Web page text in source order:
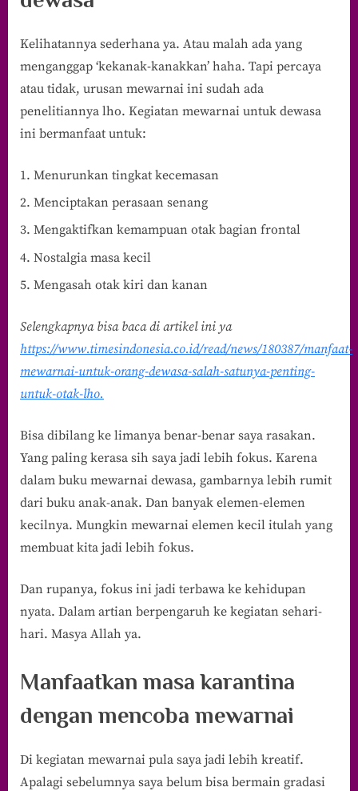
Kelihatannya sederhana ya. Atau malah ada yang
menganggap ‘kekanak-kanakkan’ haha. Tapi percaya
atau tidak, urusan mewarnai ini sudah ada
penelitiannya lho. Kegiatan mewarnai untuk dewasa
ini bermanfaat untuk:
Menurunkan tingkat kecemasan
Menciptakan perasaan senang
Mengaktifkan kemampuan otak bagian frontal
Nostalgia masa kecil
Mengasah otak kiri dan kanan
Selengkapnya bisa baca di artikel ini ya
https://www.timesindonesia.co.id/read/news/180387/manfaat-
mewarnai-untuk-orang-dewasa-salah-satunya-penting-
untuk-otak-lho.
Bisa dibilang ke limanya benar-benar saya rasakan.
Yang paling kerasa sih saya jadi lebih fokus. Karena
dalam buku mewarnai dewasa, gambarnya lebih rumit
dari buku anak-anak. Dan banyak elemen-elemen
kecilnya. Mungkin mewarnai elemen kecil itulah yang
membuat kita jadi lebih fokus.
Dan rupanya, fokus ini jadi terbawa ke kehidupan
nyata. Dalam artian berpengaruh ke kegiatan sehari-
hari. Masya Allah ya.
Manfaatkan masa karantina
dengan mencoba mewarnai
Di kegiatan mewarnai pula saya jadi lebih kreatif.
Apalagi sebelumnya saya belum bisa bermain gradasi